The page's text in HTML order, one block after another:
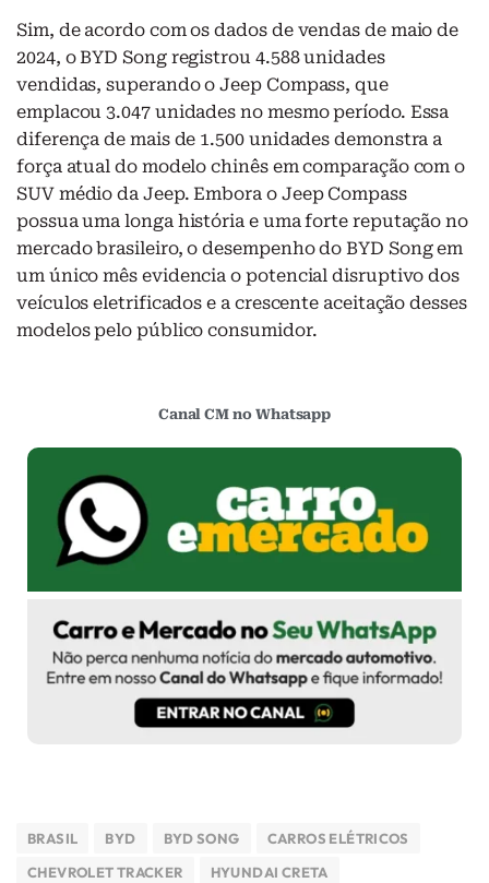
Sim, de acordo com os dados de vendas de maio de
2024, o BYD Song registrou 4.588 unidades
vendidas, superando o Jeep Compass, que
emplacou 3.047 unidades no mesmo período. Essa
diferença de mais de 1.500 unidades demonstra a
força atual do modelo chinês em comparação com o
SUV médio da Jeep. Embora o Jeep Compass
possua uma longa história e uma forte reputação no
mercado brasileiro, o desempenho do BYD Song em
um único mês evidencia o potencial disruptivo dos
veículos eletrificados e a crescente aceitação desses
modelos pelo público consumidor.
Canal CM no Whatsapp
BRASIL BYD BYD SONG
CARROS ELÉTRICOS
CHEVROLET TRACKER
HYUNDAI CRETA